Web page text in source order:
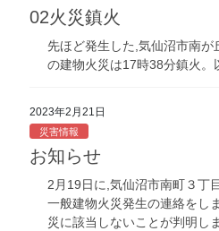
02火災鎮火
先ほど発生した,気仙沼市南
の建物火災は17時38分鎮火。
2023年2月21日
災害情報
お知らせ
2月19日に,気仙沼市南町３丁
一般建物火災発生の連絡をし
災に該当しないことが判明し